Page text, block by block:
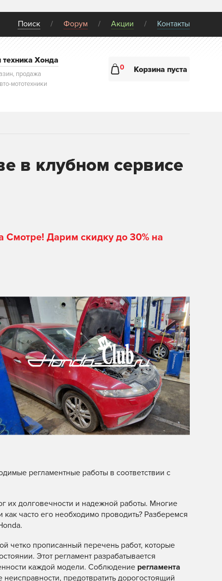
Поиск Форум Акции Контакты
техника Хонда
продажа
мототехники
0 Корзина пуста
в клубном сервисе
Смотре! Дарим скидку до 30% на
регламентные работы в соответствии с
их долговечности и надежной работы. Многие
часто его необходимо проводить? Разберемся
четко прописанный перечень работ, которые
Этот регламент разрабатывается
каждой модели. Соблюдение регламента
предотвратить дорогостоящий